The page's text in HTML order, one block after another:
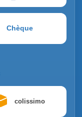
Chèque
colissimo